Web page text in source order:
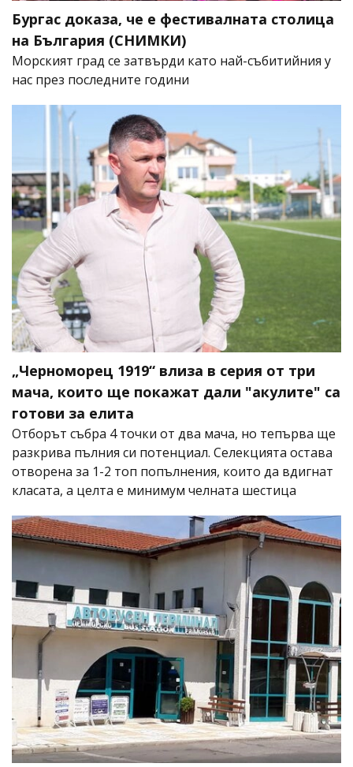
Бургас доказа, че е фестивалната столица
на България (СНИМКИ)
Морският град се затвърди като най-събитийния у
нас през последните години
„Черноморец 1919“ влиза в серия от три
мача, които ще покажат дали "акулите" са
готови за елита
Отборът събра 4 точки от два мача, но тепърва ще
разкрива пълния си потенциал. Селекцията остава
отворена за 1-2 топ попълнения, които да вдигнат
класата, а целта е минимум челната шестица